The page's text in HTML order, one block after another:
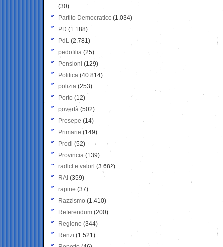
(30)
Partito Democratico (1.034)
PD (1.188)
PdL (2.781)
pedofilia (25)
Pensioni (129)
Politica (40.814)
polizia (253)
Porto (12)
povertà (502)
Presepe (14)
Primarie (149)
Prodi (52)
Provincia (139)
radici e valori (3.682)
RAI (359)
rapine (37)
Razzismo (1.410)
Referendum (200)
Regione (344)
Renzi (1.521)